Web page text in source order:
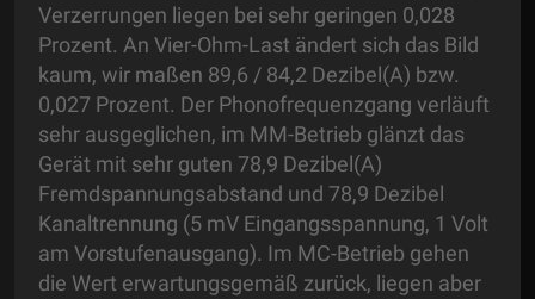
Verzerrungen liegen bei sehr geringen 0,028
Prozent. An Vier-Ohm-Last ändert sich das Bild
kaum, wir maßen 89,6 / 84,2 Dezibel(A) bzw.
0,027 Prozent. Der Phonofrequenzgang verläuft
sehr ausgeglichen, im MM-Betrieb glänzt das
Gerät mit sehr guten 78,9 Dezibel(A)
Fremdspannungsabstand und 78,9 Dezibel
Kanaltrennung (5 mV Eingangsspannung, 1 Volt
am Vorstufenausgang). Im MC-Betrieb gehen
die Wert erwartungsgemäß zurück, liegen aber